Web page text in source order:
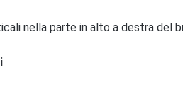
nella parte in alto a destra del